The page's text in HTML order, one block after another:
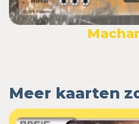
Meer kaarten